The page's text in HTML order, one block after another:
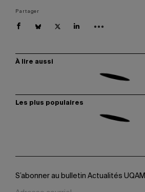
Partager
À lire aussi
Les plus populaires
S’abonner au bulletin Actualités UQAM